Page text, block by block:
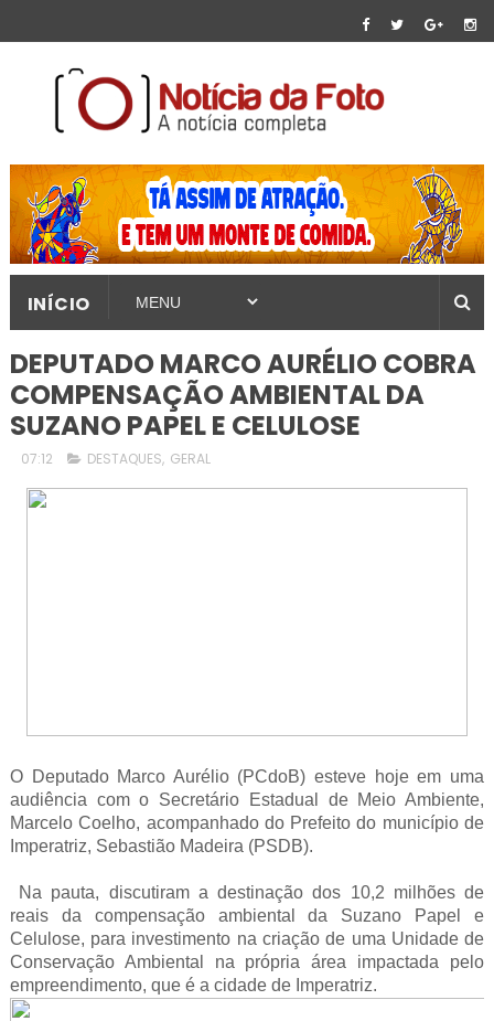
INÍCIO
DEPUTADO MARCO AURÉLIO COBRA
COMPENSAÇÃO AMBIENTAL DA
SUZANO PAPEL E CELULOSE
07:12 DESTAQUES, GERAL
O Deputado Marco Aurélio (PCdoB) esteve hoje em uma
audiência com o Secretário Estadual de Meio Ambiente,
Marcelo Coelho, acompanhado do Prefeito do município de
Imperatriz, Sebastião Madeira (PSDB).
Na pauta, discutiram a destinação dos 10,2 milhões de
reais da compensação ambiental da Suzano Papel e
Celulose, para investimento na criação de uma Unidade de
Conservação Ambiental na própria área impactada pelo
empreendimento, que é a cidade de Imperatriz.